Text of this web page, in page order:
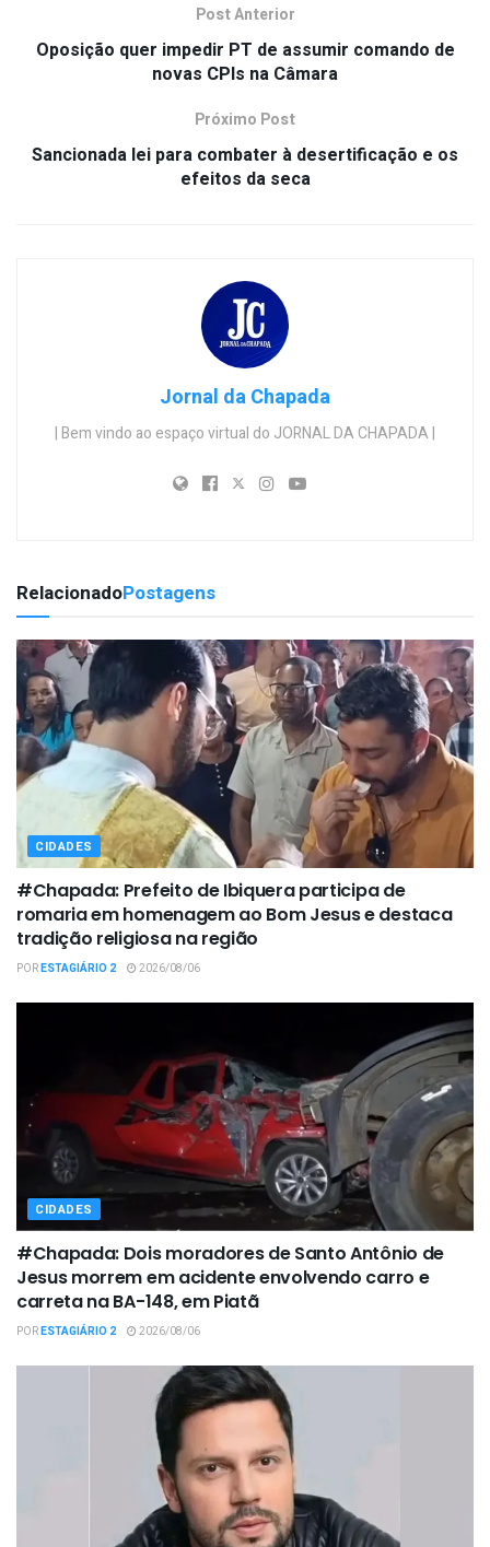
Post Anterior
Oposição quer impedir PT de assumir comando de
novas CPIs na Câmara
Próximo Post
Sancionada lei para combater à desertificação e os
efeitos da seca
Jornal da Chapada
| Bem vindo ao espaço virtual do JORNAL DA CHAPADA |
RelacionadoPostagens
CIDADES
#Chapada: Prefeito de Ibiquera participa de
romaria em homenagem ao Bom Jesus e destaca
tradição religiosa na região
PORESTAGIÁRIO 2 2026/08/06
CIDADES
#Chapada: Dois moradores de Santo Antônio de
Jesus morrem em acidente envolvendo carro e
carreta na BA-148, em Piatã
PORESTAGIÁRIO 2 2026/08/06